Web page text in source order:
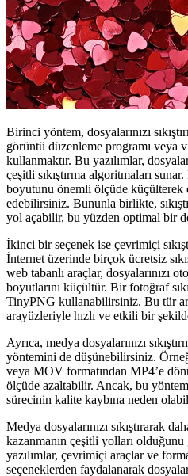
Birinci yöntem, dosyalarınızı
görüntü düzenleme programı veya
kullanmaktır. Bu yazılımlar,
çeşitli sıkıştırma algoritmaları
boyutunu önemli ölçüde küçülterek
edebilirsiniz. Bununla birlikte,
yol açabilir, bu yüzden optimal bir
İkinci bir seçenek ise çevrimiçi
İnternet üzerinde birçok ücretsiz
web tabanlı araçlar, dosyalarınızı
boyutlarını küçültür. Bir fotoğraf
TinyPNG kullanabilirsiniz. Bu tür
arayüzleriyle hızlı ve etkili bir
Ayrıca, medya dosyalarınızı
yöntemini de düşünebilirsiniz.
veya MOV formatından MP4’e
ölçüde azaltabilir. Ancak, bu
sürecinin kalite kaybına neden
Medya dosyalarınızı sıkıştırarak
kazanmanın çeşitli yolları
yazılımlar, çevrimiçi araçlar ve
seçeneklerden faydalanarak